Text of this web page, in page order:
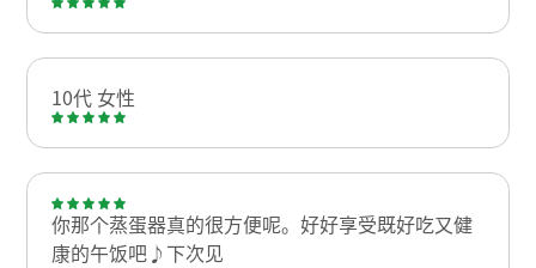
10代 女性
你那个蒸蛋器真的很方便呢。好好享受既好吃又健
康的午饭吧♪下次见